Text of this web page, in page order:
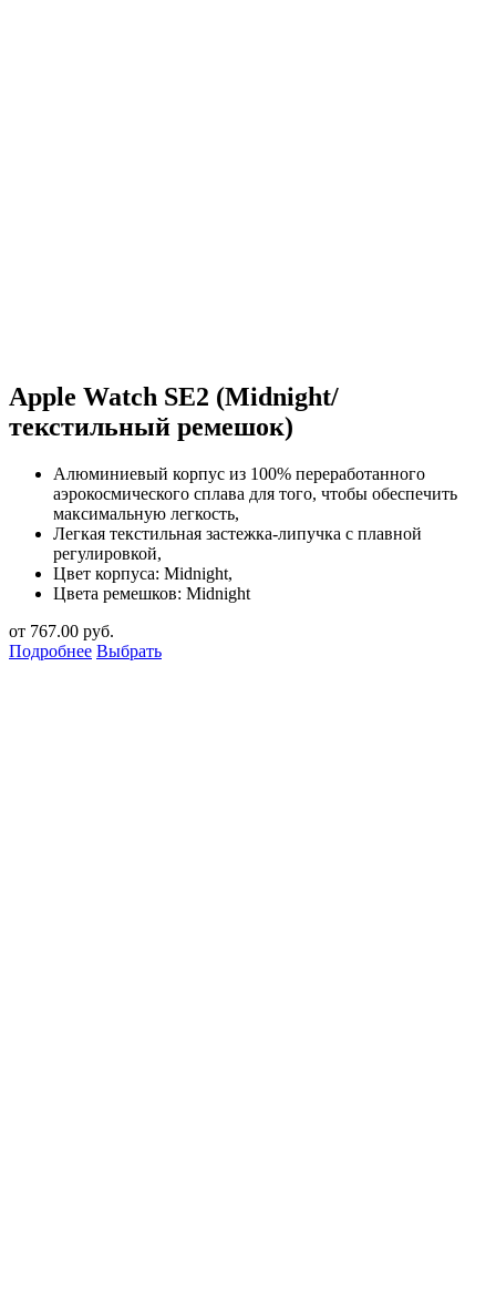
Apple Watch SE2 (Midnight/
текстильный ремешок)
Алюминиевый корпус из 100% переработанного
аэрокосмического сплава для того, чтобы обеспечить
максимальную легкость,
Легкая текстильная застежка-липучка с плавной
регулировкой,
Цвет корпуса: Midnight,
Цвета ремешков: Midnight
от 767.00 руб.
Подробнее Выбрать